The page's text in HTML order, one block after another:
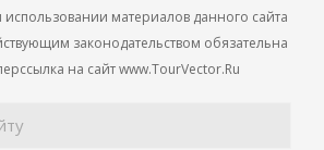
материалов данного сайта
законодательством обязательна
на сайт www.TourVector.Ru